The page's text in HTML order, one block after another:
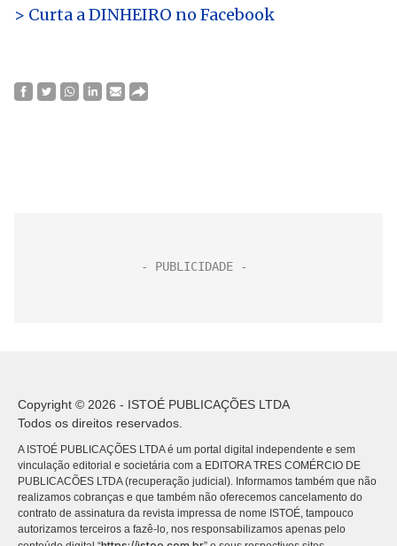
> Curta a DINHEIRO no Facebook
Copyright © 2026 - ISTOÉ PUBLICAÇÕES LTDA
Todos os direitos reservados.
A ISTOÉ PUBLICAÇÕES LTDA é um portal digital independente e sem
vinculação editorial e societária com a EDITORA TRES COMÉRCIO DE
PUBLICACÕES LTDA (recuperação judicial). Informamos também que não
realizamos cobranças e que também não oferecemos cancelamento do
contrato de assinatura da revista impressa de nome ISTOÉ, tampouco
autorizamos terceiros a fazê-lo, nos responsabilizamos apenas pelo